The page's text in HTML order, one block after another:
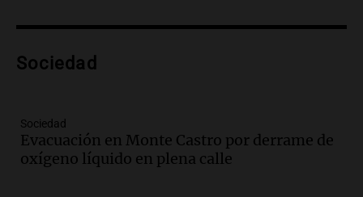
Audio.Preparativos finales para la gran
Bulaya este sábado
Audio.
Congreso y evacuación por derrame de
oxígeno en Montecastro
Sociedad
Sociedad
Evacuación en Monte Castro por derrame de
oxígeno líquido en plena calle